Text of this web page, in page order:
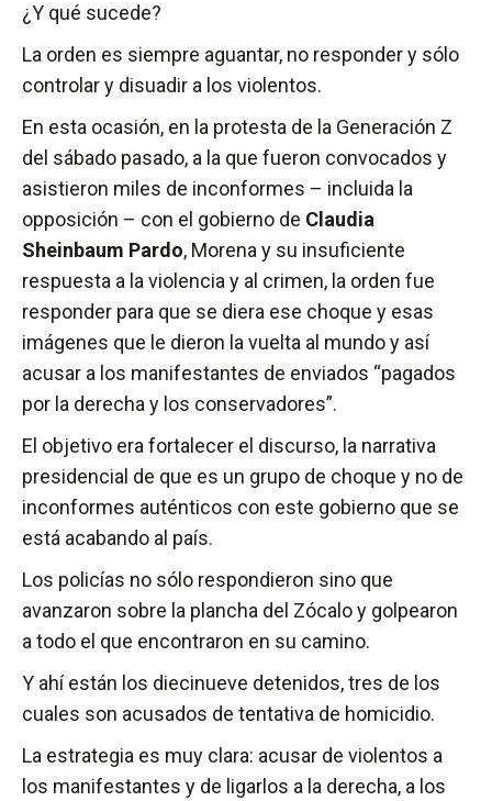
¿Y qué sucede?
La orden es siempre aguantar, no responder y sólo
controlar y disuadir a los violentos.
En esta ocasión, en la protesta de la Generación Z
del sábado pasado, a la que fueron convocados y
asistieron miles de inconformes – incluida la
opposición – con el gobierno de Claudia
Sheinbaum Pardo, Morena y su insuficiente
respuesta a la violencia y al crimen, la orden fue
responder para que se diera ese choque y esas
imágenes que le dieron la vuelta al mundo y así
acusar a los manifestantes de enviados “pagados
por la derecha y los conservadores”.
El objetivo era fortalecer el discurso, la narrativa
presidencial de que es un grupo de choque y no de
inconformes auténticos con este gobierno que se
está acabando al país.
Los policías no sólo respondieron sino que
avanzaron sobre la plancha del Zócalo y golpearon
a todo el que encontraron en su camino.
Y ahí están los diecinueve detenidos, tres de los
cuales son acusados de tentativa de homicidio.
La estrategia es muy clara: acusar de violentos a
los manifestantes y de ligarlos a la derecha, a los